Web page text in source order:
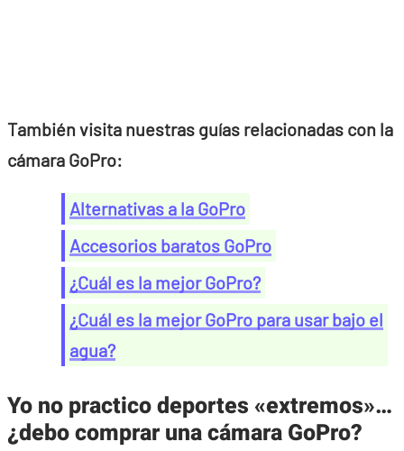
También visita nuestras guías relacionadas con la
cámara GoPro:
Alternativas a la GoPro
Accesorios baratos GoPro
¿Cuál es la mejor GoPro?
¿Cuál es la mejor GoPro para usar bajo el
agua?
Yo no practico deportes «extremos»…
¿debo comprar una cámara GoPro?